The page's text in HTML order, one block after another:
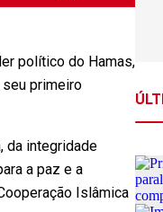
político do Hamas,
seu primeiro
da integridade
a paz e a
Islâmica